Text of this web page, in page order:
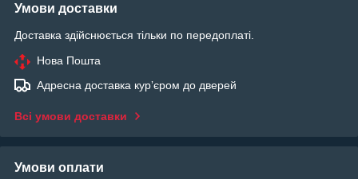
Умови доставки
Доставка здійснюється тільки по передоплаті.
Нова Пошта
Адресна доставка курʼєром до дверей
Всі умови доставки
Умови оплати